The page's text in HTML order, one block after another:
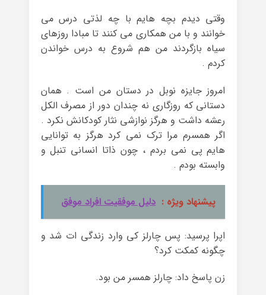
وقتی دیدم بچه هایم با چه لذتی درس می
خوانند و با من همکاری می کنند تا مبادا روزهای
سیاه بازگردند من هم شروع به درس خواندن
کردم .
امروز جایزه نوبل در دستان من است . همان
دستانی که روزگاری نه چندان دور از مصرف الکل
رعشه داشت و هرگز نوازشی نثار کودکانش نکرد .
اگر همسرم مرا ترک نمی کرد هرگز به توانایی
هایم پی نمی بردم ، چون ذاتا انسانی تنبل و
وابسته بودم .
پیشنهاد ویژه : دلیل موفقیت افراد موفق
اپرا پرسید: پس چارلز کی وارد زندگی ات شد و
چگونه کمکت کرد؟
زن پاسخ داد: چارلز همسر من بود.